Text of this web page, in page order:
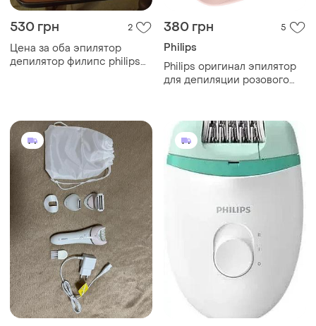
530 грн 2
Цена за оба эпилятор
депилятор филипс philips
380 грн 5
Philips
Philips оригинал эпилятор
для депиляции розового